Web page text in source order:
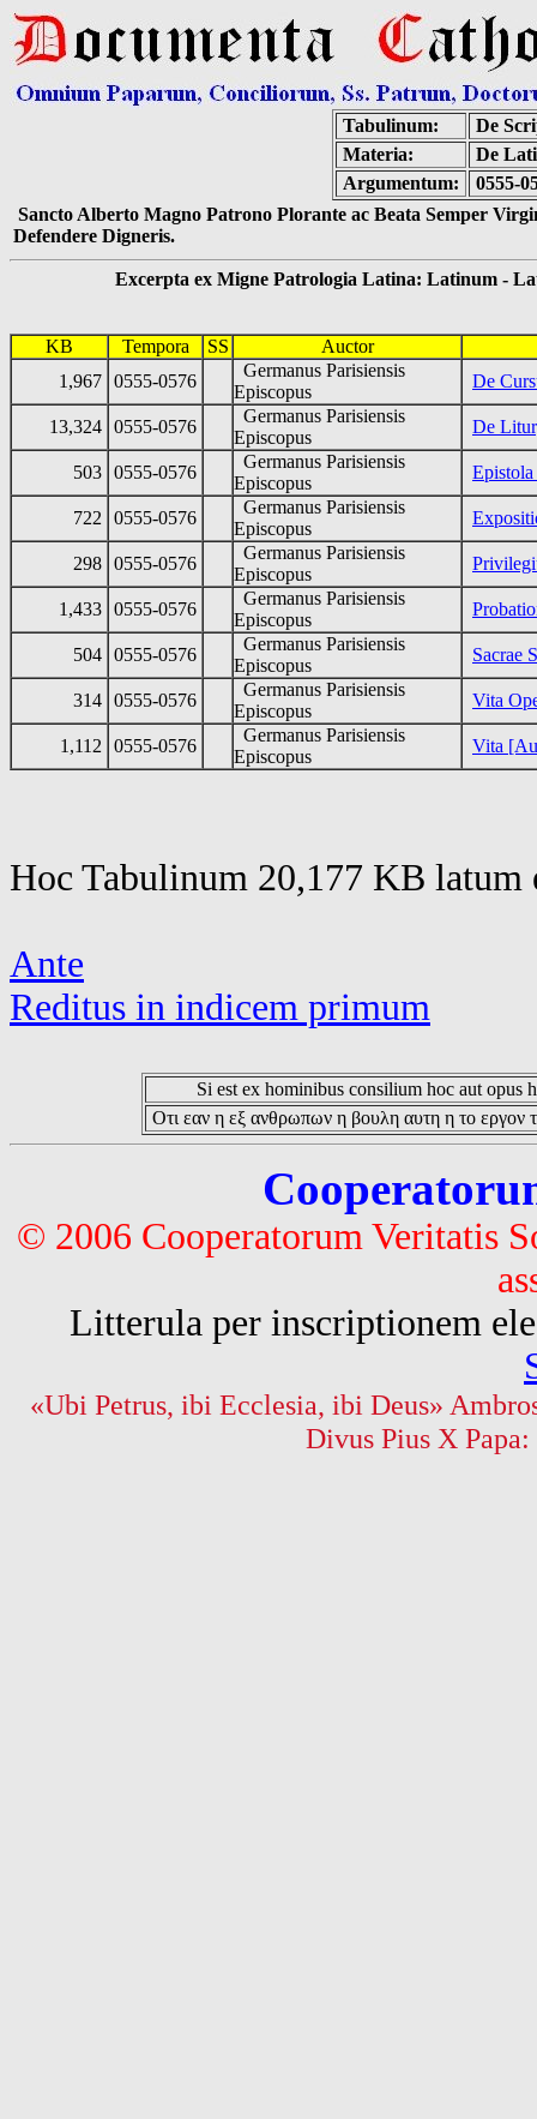
Tabulinum:
De
Materia:
De
Argumentum:
0555-
Sancto Alberto Magno Patrono Plorante ac Beata Semper
Defendere Digneris.
Excerpta ex Migne Patrologia Latina: Latinum -
KB Tempora SS
Auctor
1,967 0555-0576
Germanus Parisiensis
Episcopus
De
13,324 0555-0576
Germanus Parisiensis
Episcopus
De
503 0555-0576
Germanus Parisiensis
Episcopus
722 0555-0576
Germanus Parisiensis
Episcopus
298 0555-0576
Germanus Parisiensis
Episcopus
1,433 0555-0576
Germanus Parisiensis
Episcopus
504 0555-0576
Germanus Parisiensis
Episcopus
Sacrae
314 0555-0576
Germanus Parisiensis
Episcopus
Vita
1,112 0555-0576
Germanus Parisiensis
Episcopus
Vita
Hoc Tabulinum 20,177 KB latum
Ante
Reditus in indicem primum
Si est ex hominibus consilium hoc aut opus
Οτι εαν η εξ ανθρωπων η βουλη αυτη η το εργον
© 2006 Cooperatorum Veritatis
Litterula per inscriptionem
«Ubi Petrus, ibi Ecclesia, ibi Deus»
Divus Pius X Papa: